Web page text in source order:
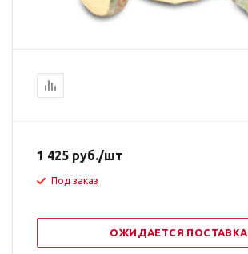
1 425 руб./шт
Под заказ
ОЖИДАЕТСЯ ПОСТАВКА